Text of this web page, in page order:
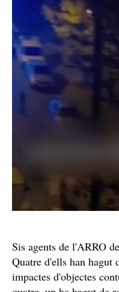
Sis agents de l'ARRO
Quatre d'ells han hagut
impactes d'objectes